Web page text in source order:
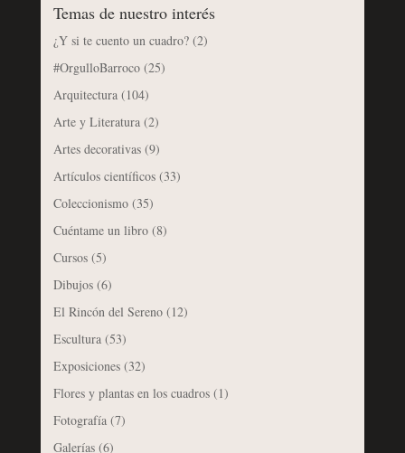
Temas de nuestro interés
¿Y si te cuento un cuadro?(2)
#OrgulloBarroco(25)
Arquitectura(104)
Arte y Literatura(2)
Artes decorativas(9)
Artículos científicos(33)
Coleccionismo(35)
Cuéntame un libro(8)
Cursos(5)
Dibujos(6)
El Rincón del Sereno(12)
Escultura(53)
Exposiciones(32)
Flores y plantas en los cuadros(1)
Fotografía(7)
Galerías(6)